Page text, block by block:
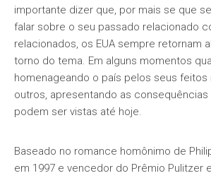
importante dizer que, por mais se que
falar sobre o seu passado relacionado
relacionados, os EUA sempre retornam
torno do tema. Em alguns momentos
homenageando o país pelos seus feitos
outros, apresentando as
podem ser vistas até hoje.
Baseado no romance homônimo de
em 1997 e vencedor do Prêmio Pulitzer